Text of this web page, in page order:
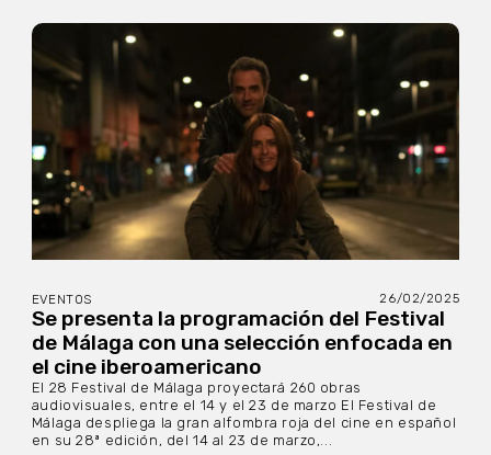
EVENTOS 26/02/2025
Se presenta la programación del Festival
de Málaga con una selección enfocada en
el cine iberoamericano
El 28 Festival de Málaga proyectará 260 obras
audiovisuales, entre el 14 y el 23 de marzo El Festival de
Málaga despliega la gran alfombra roja del cine en español
en su 28ª edición, del 14 al 23 de marzo,...